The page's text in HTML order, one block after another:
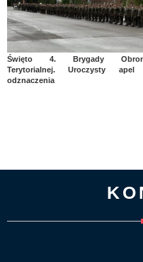
Święto 4. Brygady
Terytorialnej. Uroczysty
odznaczenia